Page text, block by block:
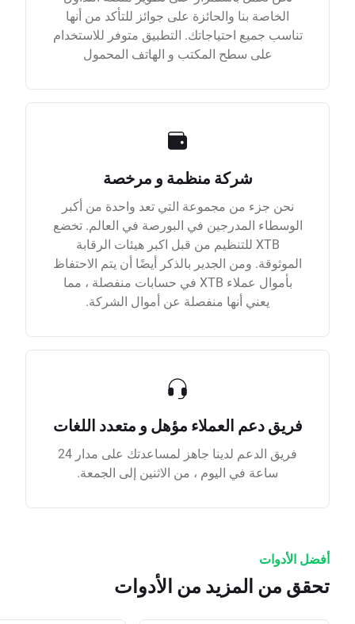
الخاصة بنا والحائزة على جوائز للتأكد من أنها
تناسب جميع احتياجاتك. التطبيق متوفر للاستخدام
على سطح المكتب و الهاتف المحمول
شركة منظمة و مرخصة
نحن جزء من مجموعة التي تعد واحدة من أكبر
الوسطاء المدرجين في البورصة في العالم. تخضع
XTB للتنظيم من قبل اكبر هيئات الرقابة
الموثوقة. ومن الجدير بالذكر أيضًا أن يتم الاحتفاظ
بأموال عملاء XTB في حسابات منفصلة ، مما
يعني أنها منفصلة عن أموال الشركة.
فريق دعم العملاء مؤهل و متعدد اللغات
فريق الدعم لدينا جاهز لمساعدتك على مدار 24
ساعة في اليوم ، من الاثنين إلى الجمعة.
أفضل الأدوات
تحقق من المزيد من الأدوات